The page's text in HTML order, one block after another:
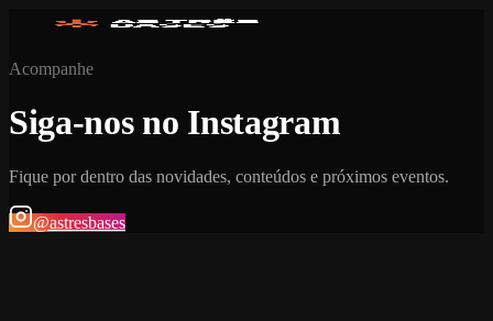
Acompanhe
Siga-nos no Instagram
Fique por dentro das novidades, conteúdos e próximos eventos.
@astresbases